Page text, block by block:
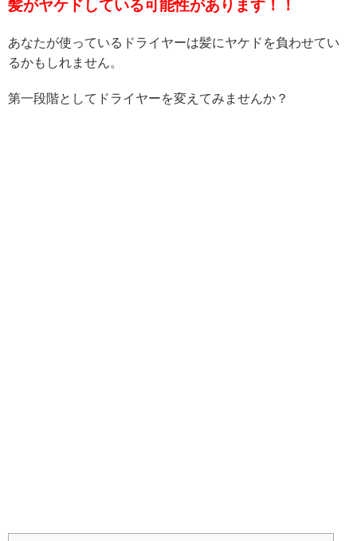
髪がヤケドしている可能性があります！！
あなたが使っているドライヤーは髪にヤケドを負わせてい
るかもしれません。
第一段階としてドライヤーを変えてみませんか？